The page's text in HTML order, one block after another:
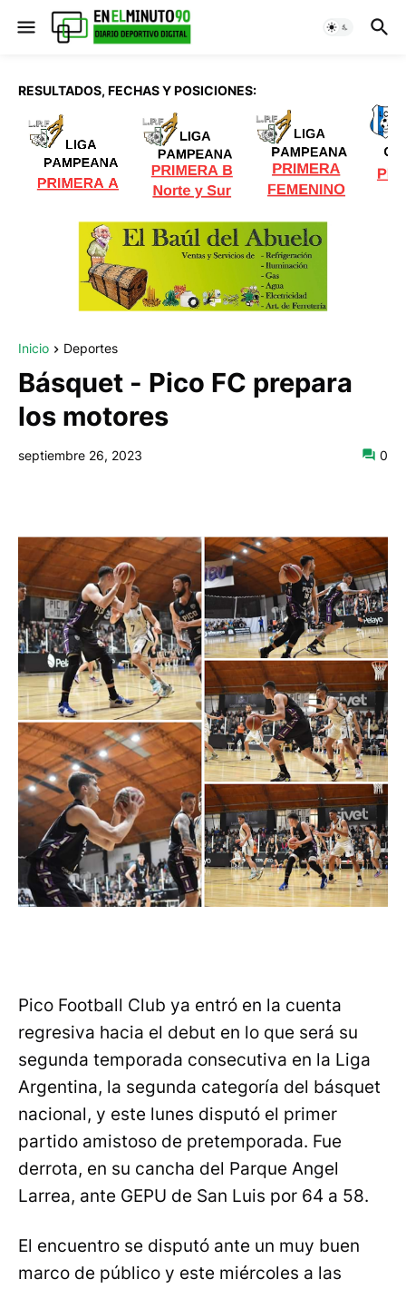
RESULTADOS, FECHAS Y POSICIONES:
Inicio Deportes
Básquet - Pico FC prepara
los motores
septiembre 26, 2023 0
Pico Football Club ya entró en la cuenta
regresiva hacia el debut en lo que será su
segunda temporada consecutiva en la Liga
Argentina, la segunda categoría del básquet
nacional, y este lunes disputó el primer
partido amistoso de pretemporada. Fue
derrota, en su cancha del Parque Angel
Larrea, ante GEPU de San Luis por 64 a 58.
El encuentro se disputó ante un muy buen
marco de público y este miércoles a las